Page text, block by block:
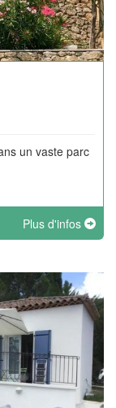
un vaste parc
Plus d'infos